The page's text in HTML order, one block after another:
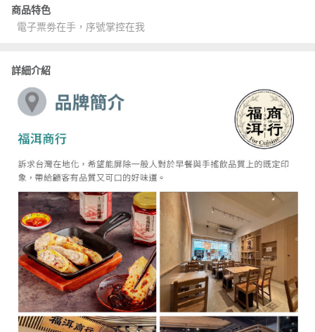
商品特色
電子票劵在手，序號掌控在我
詳細介紹